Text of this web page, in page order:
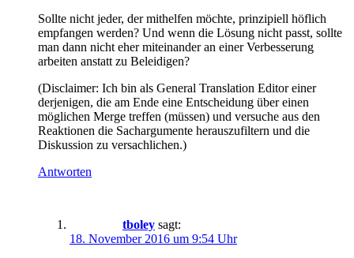
Sollte nicht jeder, der mithelfen möchte, prinzipiell höflich
empfangen werden? Und wenn die Lösung nicht passt, sollte
man dann nicht eher miteinander an einer Verbesserung
arbeiten anstatt zu Beleidigen?
(Disclaimer: Ich bin als General Translation Editor einer
derjenigen, die am Ende eine Entscheidung über einen
möglichen Merge treffen (müssen) und versuche aus den
Reaktionen die Sachargumente herauszufiltern und die
Diskussion zu versachlichen.)
Antworten
tboley sagt:
18. November 2016 um 9:54 Uhr